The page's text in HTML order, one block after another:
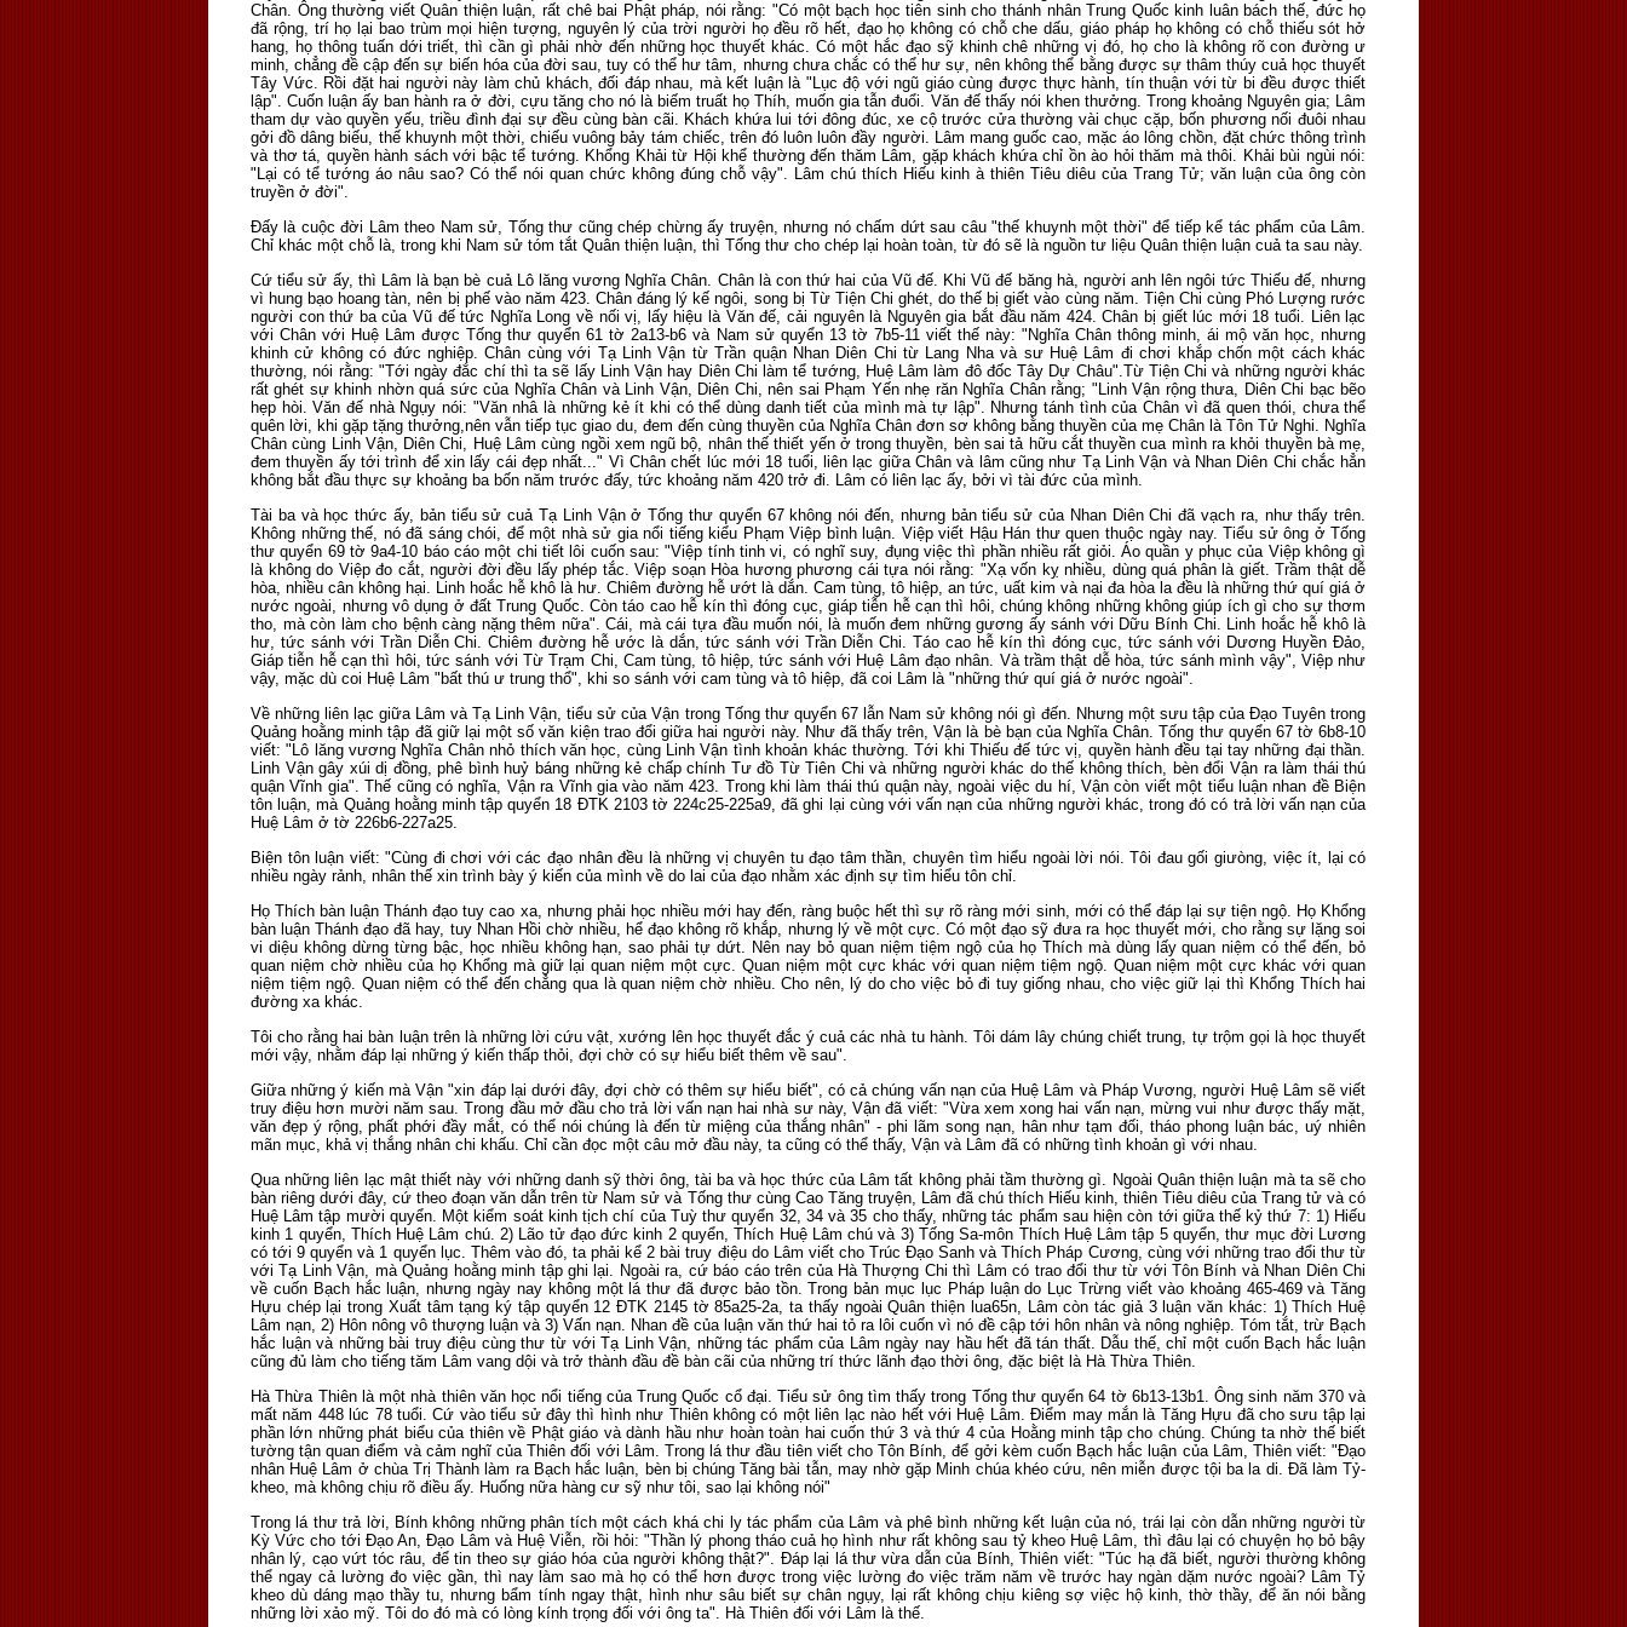
Chân. Ông thường viết Quân thiện luận, rất chê bai Phật pháp, nói rằng: "Có một bạch học tiên sinh cho thánh nhân Trung Quốc kinh luân bách thế, đức họ
đã rộng, trí họ lại bao trùm mọi hiện tượng, nguyên lý của trời người họ đều rõ hết, đạo họ không có chỗ che dấu, giáo pháp họ không có chỗ thiếu sót hở
hang, họ thông tuấn dới triết, thì cần gì phải nhờ đến những học thuyết khác. Có một hắc đạo sỹ khinh chê những vị đó, họ cho là không rõ con đường ư
minh, chẳng đề cập đến sự biến hóa của đời sau, tuy có thể hư tâm, nhưng chưa chắc có thể hư sự, nên không thể bằng được sự thâm thúy cuả học thuyết
Tây Vức. Rồi đặt hai người này làm chủ khách, đối đáp nhau, mà kết luận là "Lục độ với ngũ giáo cùng được thực hành, tín thuận với từ bi đều được thiết
lập". Cuốn luận ấy ban hành ra ở đời, cựu tăng cho nó là biếm truất họ Thíh, muốn gia tẫn đuổi. Văn đế thấy nói khen thưởng. Trong khoảng Nguyên gia; Lâm
tham dự vào quyền yếu, triều đình đại sự đều cùng bàn cãi. Khách khứa lui tới đông đúc, xe cộ trước cửa thường vài chục cặp, bốn phương nối đuôi nhau
gởi đồ dâng biếu, thế khuynh một thời, chiếu vuông bảy tám chiếc, trên đó luôn luôn đầy người. Lâm mang guốc cao, mặc áo lông chồn, đặt chức thông trình
và thơ tá, quyền hành sách với bậc tể tướng. Khổng Khải từ Hội khể thường đến thăm Lâm, gặp khách khứa chỉ ồn ào hỏi thăm mà thôi. Khải bùi ngùi nói:
"Lại có tể tướng áo nâu sao? Có thể nói quan chức không đúng chỗ vậy". Lâm chú thích Hiếu kinh à thiên Tiêu diêu của Trang Tử; văn luận của ông còn
truyền ở đời".
Đấy là cuộc đời Lâm theo Nam sử, Tống thư cũng chép chừng ấy truyện, nhưng nó chấm dứt sau câu "thế khuynh một thời" để tiếp kể tác phẩm của Lâm.
Chỉ khác một chỗ là, trong khi Nam sử tóm tắt Quân thiện luận, thì Tống thư cho chép lại hoàn toàn, từ đó sẽ là nguồn tư liệu Quân thiện luận cuả ta sau này.
Cứ tiểu sử ấy, thì Lâm là bạn bè cuả Lô lăng vương Nghĩa Chân. Chân là con thứ hai của Vũ đế. Khi Vũ đế băng hà, người anh lên ngôi tức Thiếu đế, nhưng
vì hung bạo hoang tàn, nên bị phế vào năm 423. Chân đáng lý kế ngôi, song bị Từ Tiện Chi ghét, do thế bị giết vào cùng năm. Tiện Chi cùng Phó Lượng rước
người con thứ ba của Vũ đế tức Nghĩa Long về nối vị, lấy hiệu là Văn đế, cải nguyên là Nguyên gia bắt đầu năm 424. Chân bị giết lúc mới 18 tuổi. Liên lạc
với Chân với Huệ Lâm được Tống thư quyển 61 tờ 2a13-b6 và Nam sử quyển 13 tờ 7b5-11 viết thế này: "Nghĩa Chân thông minh, ái mộ văn học, nhưng
khinh cử không có đức nghiệp. Chân cùng với Tạ Linh Vận từ Trần quận Nhan Diên Chi từ Lang Nha và sư Huệ Lâm đi chơi khắp chốn một cách khác
thường, nói rằng: "Tới ngày đắc chí thì ta sẽ lấy Linh Vận hay Diên Chi làm tể tướng, Huệ Lâm làm đô đốc Tây Dự Châu".Từ Tiện Chi và những người khác
rất ghét sự khinh nhờn quá sức của Nghĩa Chân và Linh Vận, Diên Chi, nên sai Phạm Yến nhẹ răn Nghĩa Chân rằng; "Linh Vận rộng thưa, Diên Chi bạc bẽo
hẹp hòi. Văn đế nhà Ngụy nói: "Văn nhâ là những kẻ ít khi có thể dùng danh tiết của mình mà tự lập". Nhưng tánh tình của Chân vì đã quen thói, chưa thể
quên lời, khi gặp tặng thưởng,nên vẫn tiếp tục giao du, đem đến cùng thuyền của Nghĩa Chân đơn sơ không bằng thuyền của mẹ Chân là Tôn Tử Nghi. Nghĩa
Chân cùng Linh Vận, Diên Chi, Huệ Lâm cùng ngồi xem ngũ bộ, nhân thế thiết yến ở trong thuyền, bèn sai tả hữu cắt thuyền cua mình ra khỏi thuyền bà mẹ,
đem thuyền ấy tới trình để xin lấy cái đẹp nhất..." Vì Chân chết lúc mới 18 tuổi, liên lạc giữa Chân và lâm cũng như Tạ Linh Vận và Nhan Diên Chi chắc hẳn
không bắt đầu thực sự khoảng ba bốn năm trước đấy, tức khoảng năm 420 trở đi. Lâm có liên lạc ấy, bởi vì tài đức của mình.
Tài ba và học thức ấy, bản tiểu sử cuả Tạ Linh Vận ở Tống thư quyển 67 không nói đến, nhưng bản tiểu sử của Nhan Diên Chi đã vạch ra, như thấy trên.
Không những thế, nó đã sáng chói, để một nhà sử gia nổi tiếng kiểu Phạm Việp bình luận. Việp viết Hậu Hán thư quen thuộc ngày nay. Tiểu sử ông ở Tống
thư quyển 69 tờ 9a4-10 báo cáo một chi tiết lôi cuốn sau: "Việp tính tinh vi, có nghĩ suy, đụng việc thì phần nhiều rất giỏi. Áo quần y phục của Việp không gì
là không do Việp đo cắt, người đời đều lấy phép tắc. Việp soạn Hòa hương phương cái tựa nói rằng: "Xạ vốn kỵ nhiều, dùng quá phân là giết. Trầm thật dễ
hòa, nhiều cân không hại. Linh hoắc hễ khô là hư. Chiêm đường hễ ướt là dắn. Cam tùng, tô hiệp, an tức, uất kim và nại đa hòa la đều là những thứ quí giá ở
nước ngoài, nhưng vô dụng ở đất Trung Quốc. Còn táo cao hễ kín thì đóng cục, giáp tiễn hễ cạn thì hôi, chúng không những không giúp ích gì cho sự thơm
tho, mà còn làm cho bệnh càng nặng thêm nữa". Cái, mà cái tựa đầu muốn nói, là muốn đem những gương ấy sánh với Dữu Bính Chi. Linh hoắc hễ khô là
hư, tức sánh với Trần Diễn Chi. Chiêm đường hễ ước là dắn, tức sánh với Trần Diễn Chi. Táo cao hễ kín thì đóng cục, tức sánh với Dương Huyền Đảo,
Giáp tiễn hễ cạn thì hôi, tức sánh với Từ Trạm Chi, Cam tùng, tô hiệp, tức sánh với Huệ Lâm đạo nhân. Và trầm thật dễ hòa, tức sánh mình vậy", Việp như
vậy, mặc dù coi Huệ Lâm "bất thú ư trung thổ", khi so sánh với cam tùng và tô hiệp, đã coi Lâm là "những thứ quí giá ở nước ngoài".
Về những liên lạc giữa Lâm và Tạ Linh Vận, tiểu sử của Vận trong Tống thư quyển 67 lẫn Nam sử không nói gì đến. Nhưng một sưu tập của Đạo Tuyên trong
Quảng hoằng minh tập đã giữ lại một số văn kiện trao đổi giữa hai người này. Như đã thấy trên, Vận là bè bạn của Nghĩa Chân. Tống thư quyển 67 tờ 6b8-10
viết: "Lô lăng vương Nghĩa Chân nhỏ thích văn học, cùng Linh Vận tình khoản khác thường. Tới khi Thiếu đế tức vị, quyền hành đều tại tay những đại thần.
Linh Vận gây xúi dị đồng, phê bình huỷ báng những kẻ chấp chính Tư đồ Từ Tiên Chi và những người khác do thế không thích, bèn đổi Vận ra làm thái thú
quận Vĩnh gia". Thế cũng có nghĩa, Vận ra Vĩnh gia vào năm 423. Trong khi làm thái thú quận này, ngoài việc du hí, Vận còn viết một tiểu luận nhan đề Biện
tôn luận, mà Quảng hoằng minh tập quyển 18 ĐTK 2103 tờ 224c25-225a9, đã ghi lại cùng với vấn nạn của những người khác, trong đó có trả lời vấn nạn của
Huệ Lâm ở tờ 226b6-227a25.
Biện tôn luận viết: "Cùng đi chơi với các đạo nhân đều là những vị chuyên tu đạo tâm thần, chuyên tìm hiểu ngoài lời nói. Tôi đau gối giưòng, việc ít, lại có
nhiều ngày rảnh, nhân thế xin trình bày ý kiến của mình về do lai của đạo nhằm xác định sự tìm hiểu tôn chỉ.
Họ Thích bàn luận Thánh đạo tuy cao xa, nhưng phải học nhiều mới hay đến, ràng buộc hết thì sự rõ ràng mới sinh, mới có thể đáp lại sự tiện ngộ. Họ Khổng
bàn luận Thánh đạo đã hay, tuy Nhan Hồi chờ nhiều, hể đạo không rõ khắp, nhưng lý về một cực. Có một đạo sỹ đưa ra học thuyết mới, cho rằng sự lặng soi
vi diệu không dừng từng bậc, học nhiều không hạn, sao phải tự dứt. Nên nay bỏ quan niệm tiệm ngộ của họ Thích mà dùng lấy quan niệm có thể đến, bỏ
quan niệm chờ nhiều của họ Khổng mà giữ lại quan niệm một cực. Quan niệm một cực khác với quan niệm tiệm ngộ. Quan niệm một cực khác với quan
niệm tiệm ngộ. Quan niệm có thể đến chẳng qua là quan niệm chờ nhiều. Cho nên, lý do cho việc bỏ đi tuy giống nhau, cho việc giữ lại thì Khổng Thích hai
đường xa khác.
Tôi cho rằng hai bàn luận trên là những lời cứu vật, xướng lên học thuyết đắc ý cuả các nhà tu hành. Tôi dám lây chúng chiết trung, tự trộm gọi là học thuyết
mới vậy, nhằm đáp lại những ý kiến thấp thỏi, đợi chờ có sự hiểu biết thêm về sau".
Giữa những ý kiến mà Vận "xin đáp lại dưới đây, đợi chờ có thêm sự hiểu biết", có cả chúng vấn nạn của Huệ Lâm và Pháp Vương, người Huệ Lâm sẽ viết
truy điệu hơn mười năm sau. Trong đầu mở đầu cho trả lời vấn nạn hai nhà sư này, Vận đã viết: "Vừa xem xong hai vấn nạn, mừng vui như được thấy mặt,
văn đẹp ý rộng, phất phới đầy mắt, có thể nói chúng là đến từ miệng của thắng nhân" - phi lãm song nạn, hân như tạm đối, tháo phong luận bác, uý nhiên
mãn mục, khả vị thắng nhân chi khấu. Chỉ cần đọc một câu mở đầu này, ta cũng có thể thấy, Vận và Lâm đã có những tình khoản gì với nhau.
Qua những liên lạc mật thiết này với những danh sỹ thời ông, tài ba và học thức của Lâm tất không phải tầm thường gì. Ngoài Quân thiện luận mà ta sẽ cho
bàn riêng dưới đây, cứ theo đoạn văn dẫn trên từ Nam sử và Tống thư cùng Cao Tăng truyện, Lâm đã chú thích Hiếu kinh, thiên Tiêu diêu của Trang tử và có
Huệ Lâm tập mười quyển. Một kiểm soát kinh tịch chí của Tuỳ thư quyển 32, 34 và 35 cho thấy, những tác phẩm sau hiện còn tới giữa thế kỷ thứ 7: 1) Hiếu
kinh 1 quyển, Thích Huệ Lâm chú. 2) Lão tử đạo đức kinh 2 quyển, Thích Huệ Lâm chú và 3) Tống Sa-môn Thích Huệ Lâm tập 5 quyển, thư mục đời Lương
có tới 9 quyển và 1 quyển lục. Thêm vào đó, ta phải kể 2 bài truy điệu do Lâm viết cho Trúc Đạo Sanh và Thích Pháp Cương, cùng với những trao đổi thư từ
với Tạ Linh Vận, mà Quảng hoằng minh tập ghi lại. Ngoài ra, cứ báo cáo trên của Hà Thượng Chi thì Lâm có trao đổi thư từ với Tôn Bính và Nhan Diên Chi
về cuốn Bạch hắc luận, nhưng ngày nay không một lá thư đã được bảo tồn. Trong bản mục lục Pháp luận do Lục Trừng viết vào khoảng 465-469 và Tăng
Hựu chép lại trong Xuất tâm tạng ký tập quyển 12 ĐTK 2145 tờ 85a25-2a, ta thấy ngoài Quân thiện lua65n, Lâm còn tác giả 3 luận văn khác: 1) Thích Huệ
Lâm nạn, 2) Hôn nông vô thượng luận và 3) Vấn nạn. Nhan đề của luận văn thứ hai tỏ ra lôi cuốn vì nó đề cập tới hôn nhân và nông nghiệp. Tóm tắt, trừ Bạch
hắc luận và những bài truy điệu cùng thư từ với Tạ Linh Vận, những tác phẩm của Lâm ngày nay hầu hết đã tán thất. Dẫu thế, chỉ một cuốn Bạch hắc luận
cũng đủ làm cho tiếng tăm Lâm vang dội và trở thành đầu đề bàn cãi của những trí thức lãnh đạo thời ông, đặc biệt là Hà Thừa Thiên.
Hà Thừa Thiên là một nhà thiên văn học nổi tiếng của Trung Quốc cổ đại. Tiểu sử ông tìm thấy trong Tống thư quyển 64 tờ 6b13-13b1. Ông sinh năm 370 và
mất năm 448 lúc 78 tuổi. Cứ vào tiểu sử đây thì hình như Thiên không có một liên lạc nào hết với Huệ Lâm. Điểm may mắn là Tăng Hựu đã cho sưu tập lại
phần lớn những phát biểu của thiên về Phật giáo và dành hầu như hoàn toàn hai cuốn thứ 3 và thứ 4 của Hoằng minh tập cho chúng. Chúng ta nhờ thế biết
tường tận quan điểm và cảm nghĩ của Thiên đối với Lâm. Trong lá thư đầu tiên viết cho Tôn Bính, để gởi kèm cuốn Bạch hắc luận của Lâm, Thiên viết: "Đạo
nhân Huệ Lâm ở chùa Trị Thành làm ra Bạch hắc luận, bèn bị chúng Tăng bài tẫn, may nhờ gặp Minh chúa khéo cứu, nên miễn được tội ba la di. Đã làm Tỷ-
kheo, mà không chịu rõ điều ấy. Huống nữa hàng cư sỹ như tôi, sao lại không nói"
Trong lá thư trả lời, Bính không những phân tích một cách khá chi ly tác phẩm của Lâm và phê bình những kết luận của nó, trái lại còn dẫn những người từ
Kỳ Vức cho tới Đạo An, Đạo Lâm và Huệ Viễn, rồi hỏi: "Thần lý phong tháo cuả họ hình như rất không sau tỷ kheo Huệ Lâm, thì đâu lại có chuyện họ bỏ bậy
nhân lý, cạo vứt tóc râu, để tin theo sự giáo hóa của người không thật?". Đáp lại lá thư vừa dẫn của Bính, Thiên viết: "Túc hạ đã biết, người thường không
thể ngay cả lường đo việc gần, thì nay làm sao mà họ có thể hơn được trong việc lường đo việc trăm năm về trước hay ngàn dặm nước ngoài? Lâm Tỷ
kheo dù dáng mạo thầy tu, nhưng bẩm tính ngay thật, hình như sâu biết sự chân ngụy, lại rất không chịu kiêng sợ việc hộ kinh, thờ thầy, để ăn nói bằng
những lời xảo mỹ. Tôi do đó mà có lòng kính trọng đối với ông ta". Hà Thiên đối với Lâm là thế.